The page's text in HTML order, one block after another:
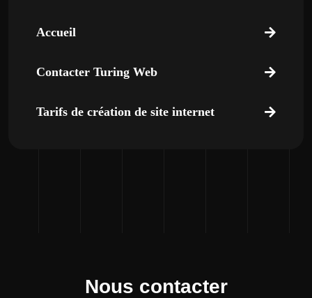
Accueil
Contacter Turing Web
Tarifs de création de site internet
Nous contacter